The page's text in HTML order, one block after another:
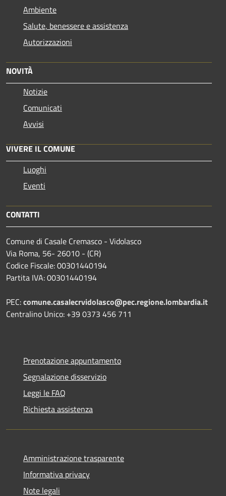
Ambiente
Salute, benessere e assistenza
Autorizzazioni
NOVITÀ
Notizie
Comunicati
Avvisi
VIVERE IL COMUNE
Luoghi
Eventi
CONTATTI
Comune di Casale Cremasco - Vidolasco
Via Roma, 56- 26010 - (CR)
Codice Fiscale: 00301440194
Partita IVA: 00301440194
PEC:comune.casalecrvidolasco@pec.regione.lombardia.it
Centralino Unico: +39 0373 456 711
Prenotazione appuntamento
Segnalazione disservizio
Leggi le FAQ
Richiesta assistenza
Amministrazione trasparente
Informativa privacy
Note legali